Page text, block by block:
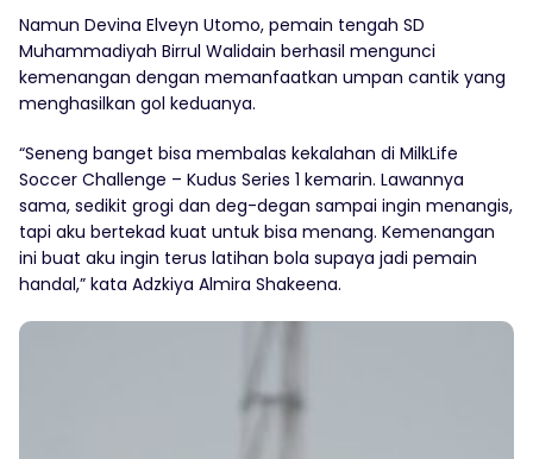
Namun Devina Elveyn Utomo, pemain tengah SD
Muhammadiyah Birrul Walidain berhasil mengunci
kemenangan dengan memanfaatkan umpan cantik yang
menghasilkan gol keduanya.
“Seneng banget bisa membalas kekalahan di MilkLife
Soccer Challenge – Kudus Series 1 kemarin. Lawannya
sama, sedikit grogi dan deg-degan sampai ingin menangis,
tapi aku bertekad kuat untuk bisa menang. Kemenangan
ini buat aku ingin terus latihan bola supaya jadi pemain
handal,” kata Adzkiya Almira Shakeena.